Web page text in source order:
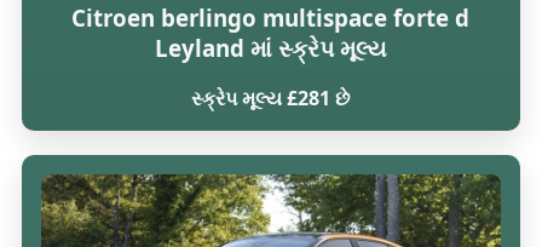
Citroen berlingo multispace forte d
Leyland માં સ્ક્રેપ મૂલ્ય
સ્ક્રેપ મૂલ્ય £281 છે